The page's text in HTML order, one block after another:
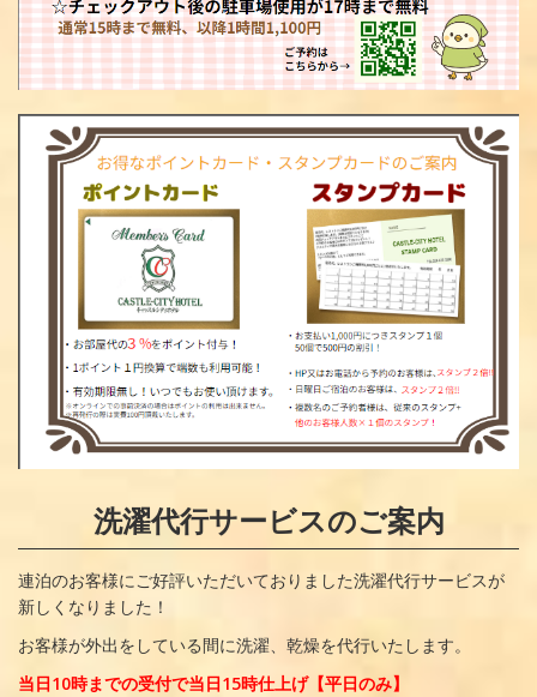
洗濯代行サービスのご案内
連泊のお客様にご好評いただいておりました洗濯代行サービスが
新しくなりました！
お客様が外出をしている間に洗濯、乾燥を代行いたします。
当日10時までの受付で当日15時仕上げ【平日のみ】